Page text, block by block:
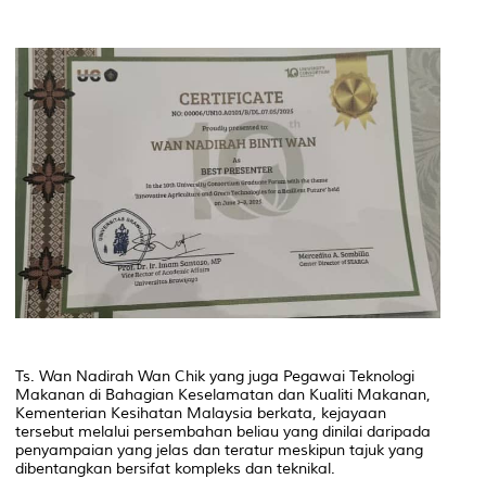
Ts. Wan Nadirah Wan Chik yang juga Pegawai Teknologi
Makanan di Bahagian Keselamatan dan Kualiti Makanan,
Kementerian Kesihatan Malaysia berkata, kejayaan
tersebut melalui persembahan beliau yang dinilai daripada
penyampaian yang jelas dan teratur meskipun tajuk yang
dibentangkan bersifat kompleks dan teknikal.